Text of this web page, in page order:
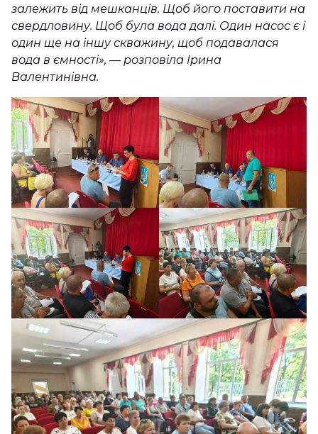
залежить від мешканців. Щоб його поставити на
свердловину. Щоб була вода далі. Один насос є і
один ще на іншу скважину, щоб подавалася
вода в ємності», — розповіла Ірина
Валентинівна.